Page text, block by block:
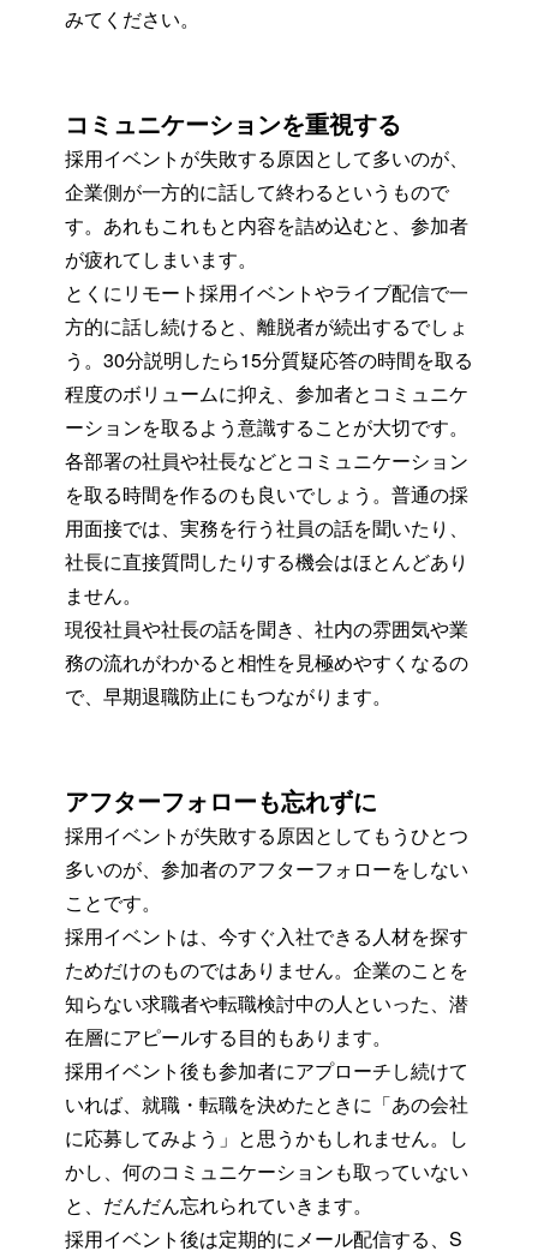
みてください。
コミュニケーションを重視する
採用イベントが失敗する原因として多いのが、
企業側が一方的に話して終わるというもので
す。あれもこれもと内容を詰め込むと、参加者
が疲れてしまいます。
とくにリモート採用イベントやライブ配信で一
方的に話し続けると、離脱者が続出するでしょ
う。30分説明したら15分質疑応答の時間を取る
程度のボリュームに抑え、参加者とコミュニケ
ーションを取るよう意識することが大切です。
各部署の社員や社長などとコミュニケーション
を取る時間を作るのも良いでしょう。普通の採
用面接では、実務を行う社員の話を聞いたり、
社長に直接質問したりする機会はほとんどあり
ません。
現役社員や社長の話を聞き、社内の雰囲気や業
務の流れがわかると相性を見極めやすくなるの
で、早期退職防止にもつながります。
アフターフォローも忘れずに
採用イベントが失敗する原因としてもうひとつ
多いのが、参加者のアフターフォローをしない
ことです。
採用イベントは、今すぐ入社できる人材を探す
ためだけのものではありません。企業のことを
知らない求職者や転職検討中の人といった、潜
在層にアピールする目的もあります。
採用イベント後も参加者にアプローチし続けて
いれば、就職・転職を決めたときに「あの会社
に応募してみよう」と思うかもしれません。し
かし、何のコミュニケーションも取っていない
と、だんだん忘れられていきます。
採用イベント後は定期的にメール配信する、S